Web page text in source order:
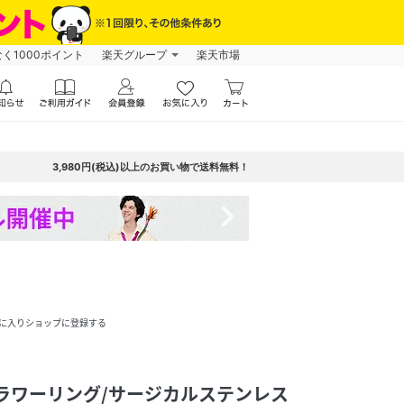
1000ポイント 楽天グループ 楽天市場
3,980円(税込)以上のお買い物で送料無料！
入りショップに登録する
ーリング/サージカルステンレス